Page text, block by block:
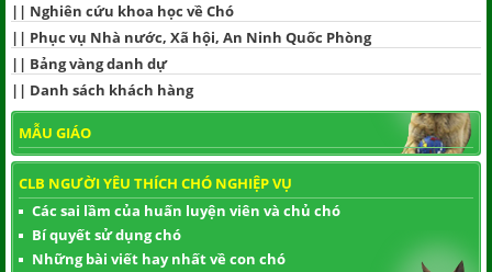
|| Nghiên cứu khoa học về Chó
|| Phục vụ Nhà nước, Xã hội, An Ninh Quốc Phòng
|| Bảng vàng danh dự
|| Danh sách khách hàng
MẪU GIÁO
CLB NGƯỜI YÊU THÍCH CHÓ NGHIỆP VỤ
Các sai lầm của huấn luyện viên và chủ chó
Bí quyết sử dụng chó
Những bài viết hay nhất về con chó